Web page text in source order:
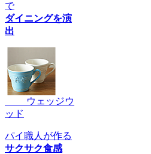
で
ダイニングを演
出
ウェッジウ
ッド
パイ職人が作る
サクサク食感